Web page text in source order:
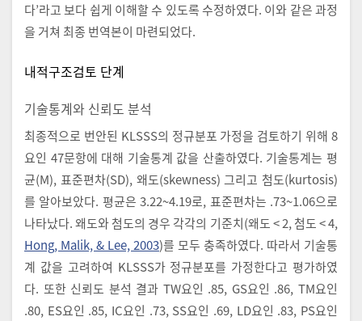
다’라고 보다 쉽게 이해할 수 있도록 수정하였다. 이와 같은 과정
을 거쳐 최종 번역본이 마련되었다.
내적구조검토 단계
기술통계와 신뢰도 분석
최종적으로 번안된 KLSSS의 정규분포 가정을 검토하기 위해 8
요인 47문항에 대해 기술통계 값을 산출하였다. 기술통계는 평
균(M), 표준편차(SD), 왜도(skewness) 그리고 첨도(kurtosis)
를 알아보았다. 평균은 3.22~4.19로, 표준편차는 .73~1.06으로
나타났다. 왜도와 첨도의 경우 각각의 기준치(왜도 < 2, 첨도 < 4,
Hong, Malik, & Lee, 2003)를 모두 충족하였다. 따라서 기술통
계 값을 고려하여 KLSSS가 정규분포를 가정한다고 평가하였
다. 또한 신뢰도 분석 결과 TW요인 .85, GS요인 .86, TM요인
.80, ES요인 .85, IC요인 .73, SS요인 .69, LD요인 .83, PS요인